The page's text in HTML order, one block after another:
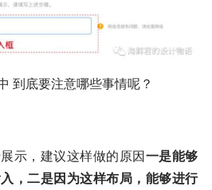
到底要注意哪些事情呢？
示，建议这样做的原因 一是能够
，二是因为这样布局，能够进行